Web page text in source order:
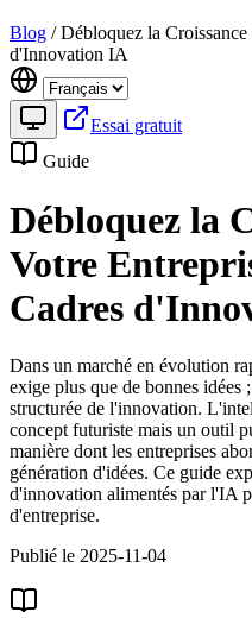
Blog / Débloquez la
d'Innovation IA
Essai gratuit
Guide
Débloquez la
Votre
Cadres
Dans un marché en évolution
exige plus que de bonnes idées
structurée de l'innovation.
concept futuriste mais un outil
manière dont les entreprises
génération d'idées. Ce guide
d'innovation alimentés par l'IA
d'entreprise.
Publié le 2025-11-04